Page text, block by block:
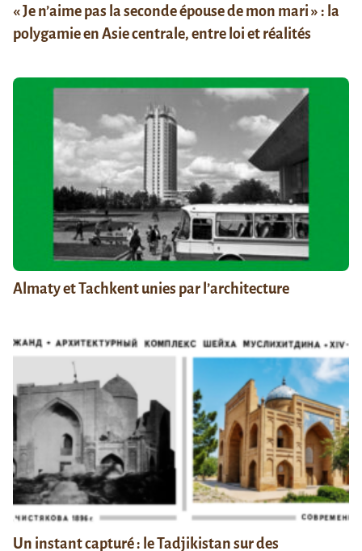
« Je n’aime pas la seconde épouse de mon mari » : la
polygamie en Asie centrale, entre loi et réalités
Almaty et Tachkent unies par l’architecture
Un instant capturé : le Tadjikistan sur des